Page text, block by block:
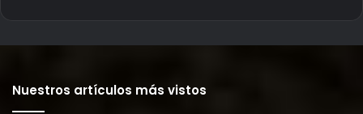
Nuestros artículos más vistos